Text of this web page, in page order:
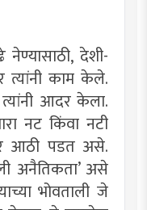
देशी-
त्यांनी काम केले.
आदर केला.
नट किंवा नटी
आठी पडत असे.
अनैतिकता’ असे
भोवताली जे